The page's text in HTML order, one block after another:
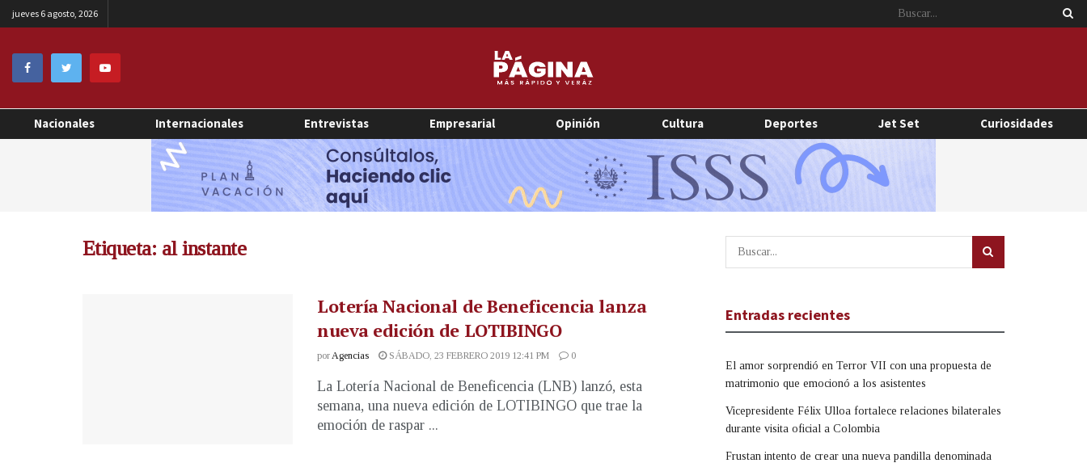
jueves 6 agosto, 2026
Nacionales Internacionales Entrevistas Empresarial Opinión Cultura Deportes Jet Set Curiosidades
Etiqueta: al instante
Lotería Nacional de Beneficencia lanza
nueva edición de LOTIBINGO
porAgencias SÁBADO, 23 FEBRERO 2019 12:41 PM 0
La Lotería Nacional de Beneficencia (LNB) lanzó, esta
semana, una nueva edición de LOTIBINGO que trae la
emoción de raspar ...
Entradas recientes
El amor sorprendió en Terror VII con una propuesta de
matrimonio que emocionó a los asistentes
Vicepresidente Félix Ulloa fortalece relaciones bilaterales
durante visita oficial a Colombia
Frustan intento de crear una nueva pandilla denominada